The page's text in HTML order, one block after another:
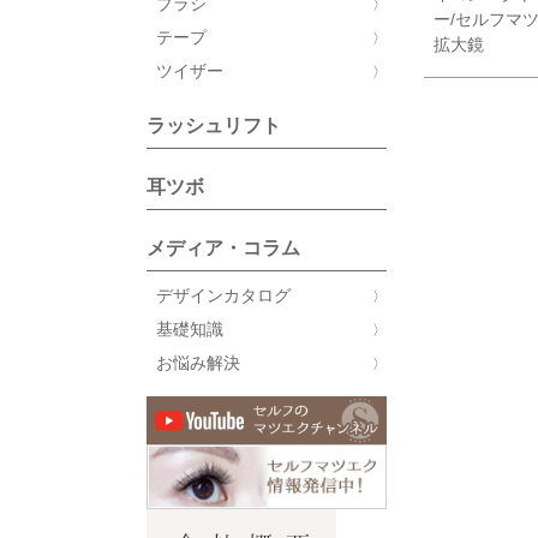
テープ
ツイザー
ラッシュリフト
耳ツボ
メディア・コラム
デザインカタログ
基礎知識
お悩み解決
ー/セルフマ
拡大鏡